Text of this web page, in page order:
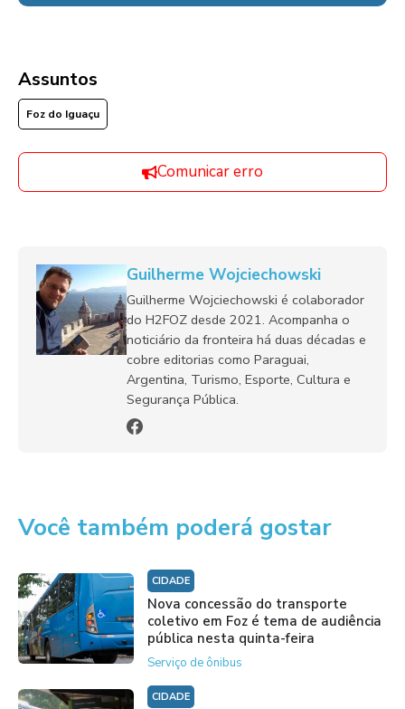
Assuntos
Foz do Iguaçu
Comunicar erro
Guilherme Wojciechowski
Guilherme Wojciechowski é colaborador
do H2FOZ desde 2021. Acompanha o
noticiário da fronteira há duas décadas e
cobre editorias como Paraguai,
Argentina, Turismo, Esporte, Cultura e
Segurança Pública.
Você também poderá gostar
CIDADE
Nova concessão do transporte
coletivo em Foz é tema de audiência
pública nesta quinta-feira
Serviço de ônibus
CIDADE